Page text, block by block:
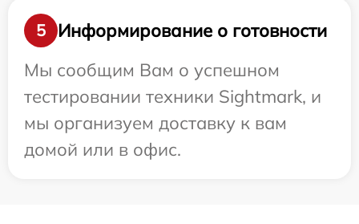
5
Информирование о готовности
Мы сообщим Вам о успешном
тестировании техники Sightmark, и
мы организуем доставку к вам
домой или в офис.